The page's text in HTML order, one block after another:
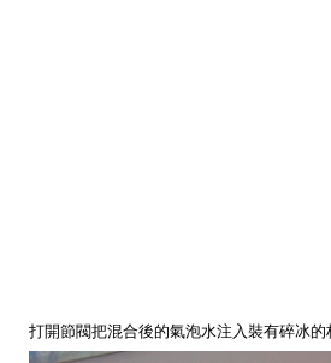
打開節閥把混合後的氣泡水注入裝有碎冰的